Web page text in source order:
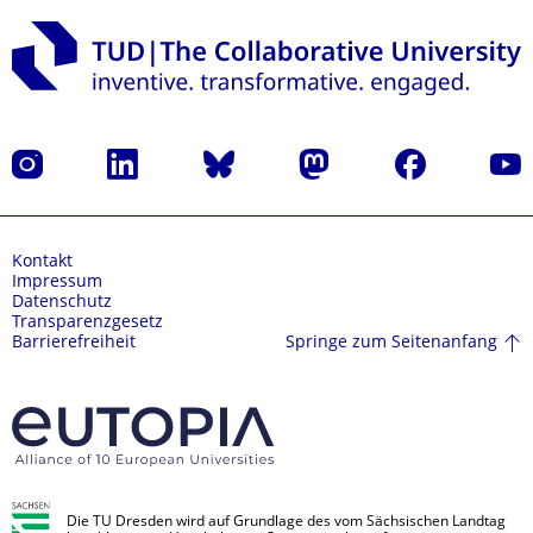
Instagram LinkedIn Bluesky Mastodon Facebook
Kontakt
Impressum
Datenschutz
Transparenzgesetz
Barrierefreiheit
Springe zum Seitenanfang
Die TU Dresden wird auf Grundlage des vom Sächsischen Landtag